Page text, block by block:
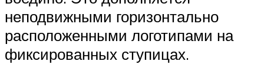
неподвижными горизонтально
расположенными логотипами на
фиксированных ступицах.